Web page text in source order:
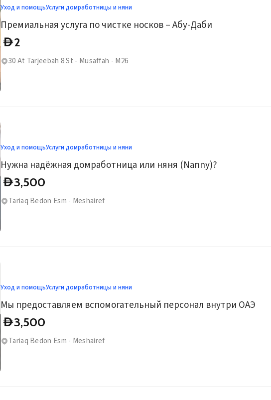
Уход и помощьУслуги домработницы и няни
Премиальная услуга по чистке носков – Абу-Даби
D2
30 At Tarjeebah 8 St - Musaffah - M26
Уход и помощьУслуги домработницы и няни
Нужна надёжная домработница или няня (Nanny)?
D3,500
Tariaq Bedon Esm - Meshairef
Уход и помощьУслуги домработницы и няни
Мы предоставляем вспомогательный персонал внутри ОАЭ
D3,500
Tariaq Bedon Esm - Meshairef